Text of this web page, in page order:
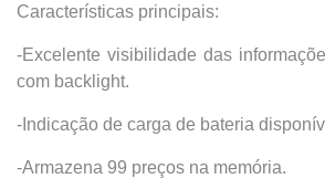
Características principais:
-Excelente visibilidade das
com backlight.
-Indicação de carga de bateria
-Armazena 99 preços na memória.